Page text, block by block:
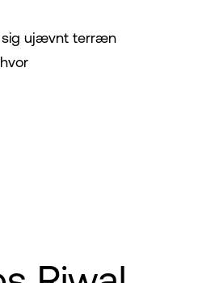
sig ujævnt terræn